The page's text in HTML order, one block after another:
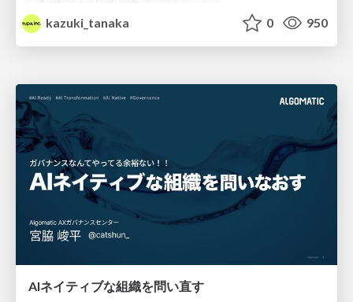
kazuki_tanaka
0 950
AIネイティブな組織を問い直す